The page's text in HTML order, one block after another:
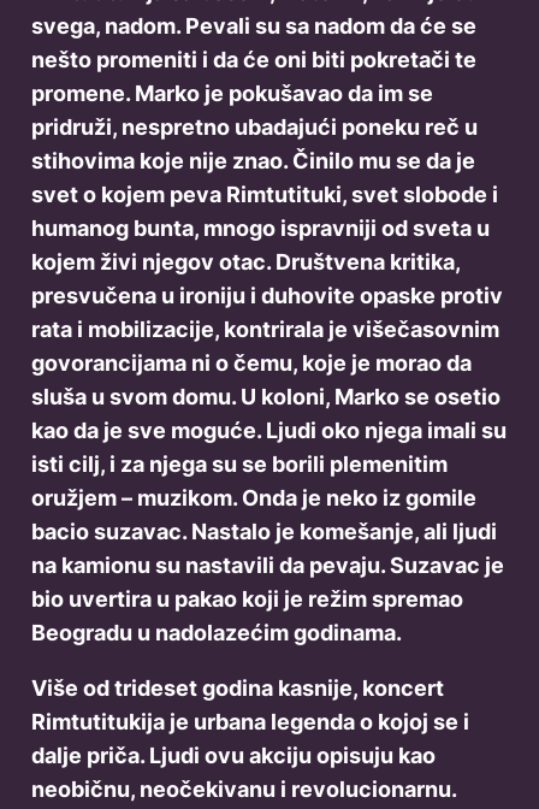
svega, nadom. Pevali su sa nadom da će se
nešto promeniti i da će oni biti pokretači te
promene. Marko je pokušavao da im se
pridruži, nespretno ubadajući poneku reč u
stihovima koje nije znao. Činilo mu se da je
svet o kojem peva Rimtutituki, svet slobode i
humanog bunta, mnogo ispravniji od sveta u
kojem živi njegov otac. Društvena kritika,
presvučena u ironiju i duhovite opaske protiv
rata i mobilizacije, kontrirala je višečasovnim
govorancijama ni o čemu, koje je morao da
sluša u svom domu. U koloni, Marko se osetio
kao da je sve moguće. Ljudi oko njega imali su
isti cilj, i za njega su se borili plemenitim
oružjem – muzikom. Onda je neko iz gomile
bacio suzavac. Nastalo je komešanje, ali ljudi
na kamionu su nastavili da pevaju. Suzavac je
bio uvertira u pakao koji je režim spremao
Beogradu u nadolazećim godinama.
Više od trideset godina kasnije, koncert
Rimtutitukija je urbana legenda o kojoj se i
dalje priča. Ljudi ovu akciju opisuju kao
neobičnu, neočekivanu i revolucionarnu.